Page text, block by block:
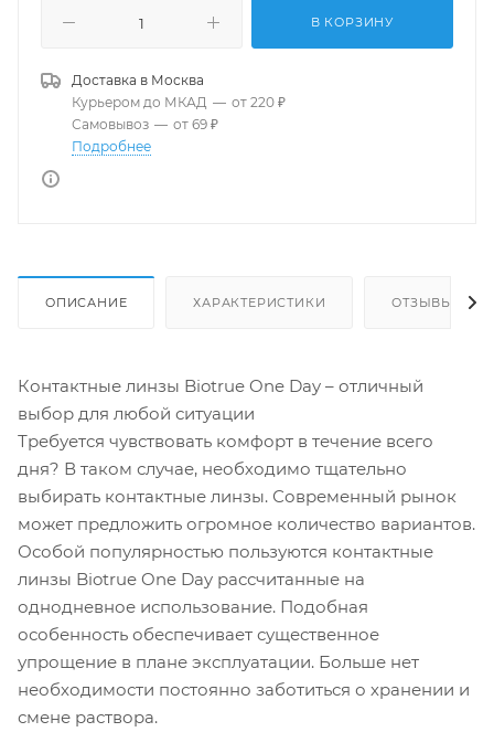
В КОРЗИНУ
Доставка в Москва
Курьером до МКАД — от 220 ₽
Самовывоз — от 69 ₽
Подробнее
ОПИСАНИЕ ХАРАКТЕРИСТИКИ ОТЗЫВЫ
Контактные линзы Biotrue One Day – отличный
выбор для любой ситуации
Требуется чувствовать комфорт в течение всего
дня? В таком случае, необходимо тщательно
выбирать контактные линзы. Современный рынок
может предложить огромное количество вариантов.
Особой популярностью пользуются контактные
линзы Biotrue One Day рассчитанные на
однодневное использование. Подобная
особенность обеспечивает существенное
упрощение в плане эксплуатации. Больше нет
необходимости постоянно заботиться о хранении и
смене раствора.